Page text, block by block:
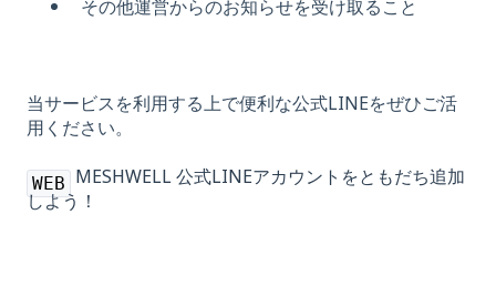
その他運営からのお知らせを受け取ること
当サービスを利用する上で便利な公式LINEをぜひご活
用ください。
WEB MESHWELL 公式LINEアカウントをともだち追加
しよう！